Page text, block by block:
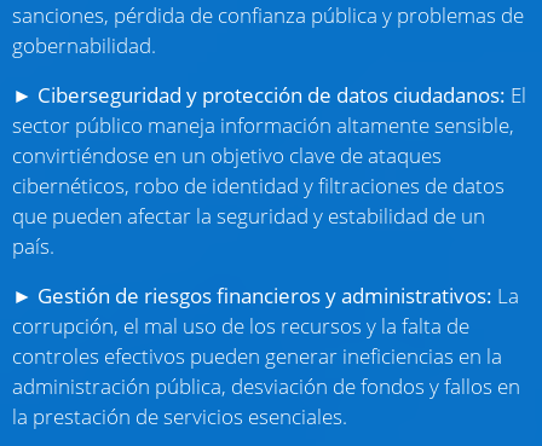
sanciones, pérdida de confianza pública y problemas de
gobernabilidad.
► Ciberseguridad y protección de datos ciudadanos: El
sector público maneja información altamente sensible,
convirtiéndose en un objetivo clave de ataques
cibernéticos, robo de identidad y filtraciones de datos
que pueden afectar la seguridad y estabilidad de un
país.
► Gestión de riesgos financieros y administrativos: La
corrupción, el mal uso de los recursos y la falta de
controles efectivos pueden generar ineficiencias en la
administración pública, desviación de fondos y fallos en
la prestación de servicios esenciales.